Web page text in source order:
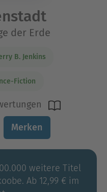
der Erde
B. Jenkins
Fiction
Merken
weitere Titel
Ab 12,99 € im